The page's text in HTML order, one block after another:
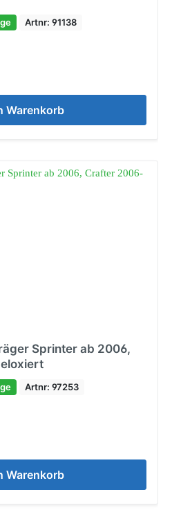
Artnr: 91138
Warenkorb
Sprinter ab 2006,
Artnr: 97253
Warenkorb